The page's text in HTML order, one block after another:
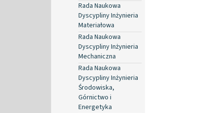
Rada Naukowa
Dyscypliny Inżynieria
Materiałowa
Rada Naukowa
Dyscypliny Inżynieria
Mechaniczna
Rada Naukowa
Dyscypliny Inżynieria
Środowiska,
Górnictwo i
Energetyka